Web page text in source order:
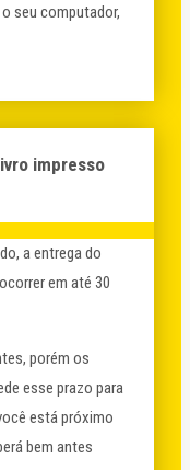
seu computador,
impresso
a entrega do
em até 30
porém os
esse prazo para
está próximo
bem antes